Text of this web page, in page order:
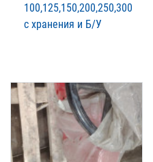
100,125,150,200,250,300
с хранения и Б/У